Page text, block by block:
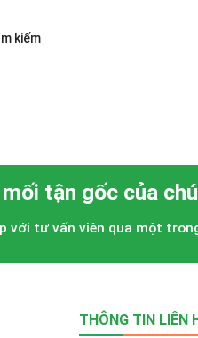
kiếm
tận gốc của
với tư vấn viên qua một
THÔNG TIN LIÊN